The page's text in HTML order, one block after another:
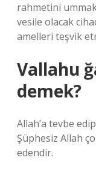
rahmetini
vesile olacak
amelleri teşvik
Vallahu
demek?
Allah’a tevbe
Şüphesiz Allah
edendir.